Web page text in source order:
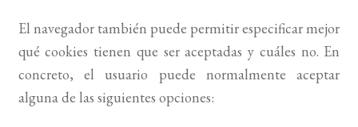
El navegador también puede permitir especificar mejor
qué cookies tienen que ser aceptadas y cuáles no. En
concreto, el usuario puede normalmente aceptar
alguna de las siguientes opciones: